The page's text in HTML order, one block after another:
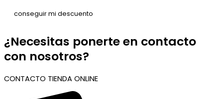
¿Necesitas ponerte en contacto
con nosotros?
CONTACTO TIENDA ONLINE